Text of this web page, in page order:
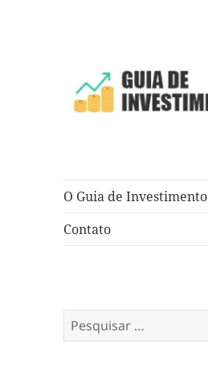
O Guia de Investimento
Contato
Pesquisar
por: